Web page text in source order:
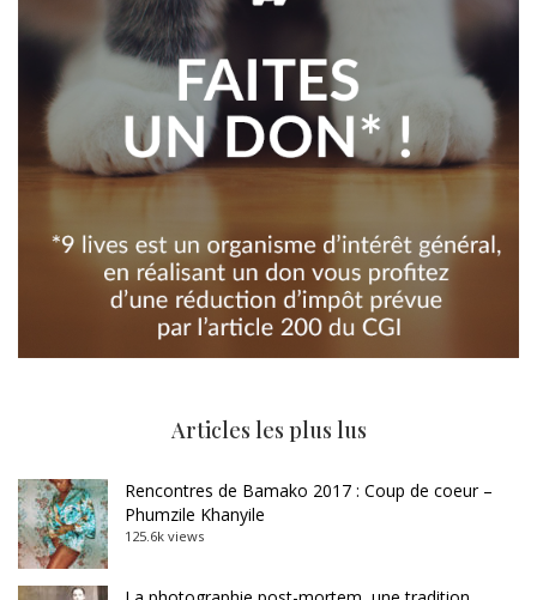
Articles les plus lus
Rencontres de Bamako 2017 : Coup de coeur –
Phumzile Khanyile
125.6k views